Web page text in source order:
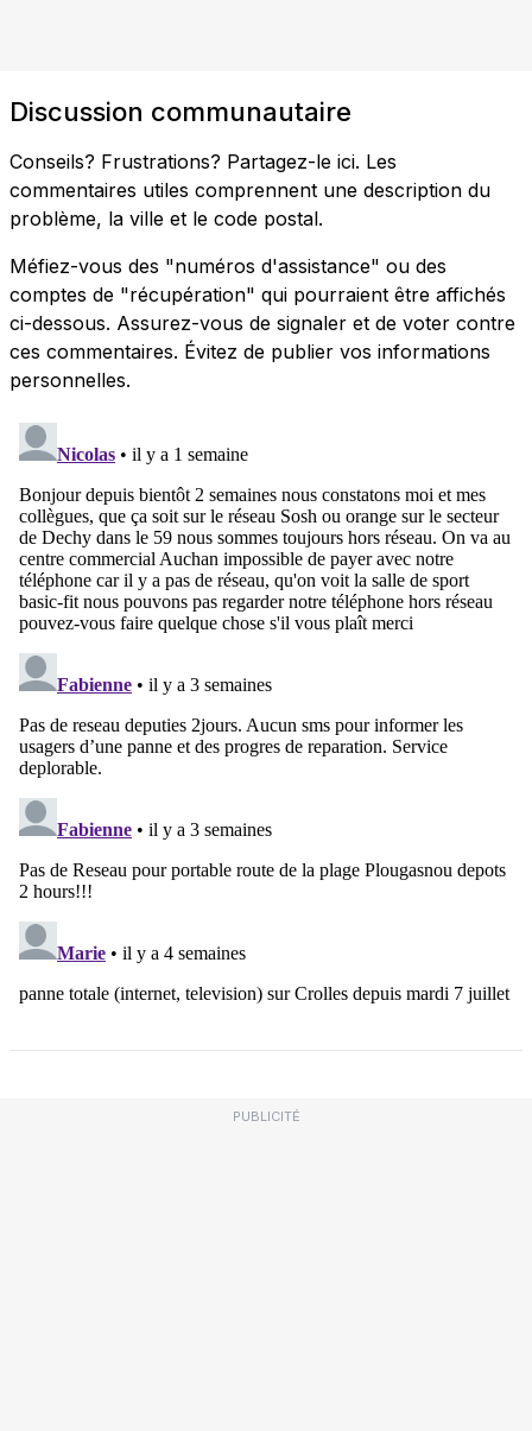
Discussion communautaire
Conseils? Frustrations? Partagez-le ici. Les
commentaires utiles comprennent une description du
problème, la ville et le code postal.
Méfiez-vous des "numéros d'assistance" ou des
comptes de "récupération" qui pourraient être affichés
ci-dessous. Assurez-vous de signaler et de voter contre
ces commentaires. Évitez de publier vos informations
personnelles.
PUBLICITÉ